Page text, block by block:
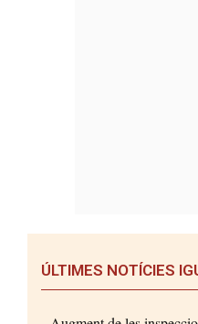
ÚLTIMES NOTÍCIES